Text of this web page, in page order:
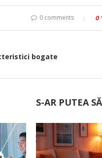
0 comments 0
bogate
S-AR PUTEA